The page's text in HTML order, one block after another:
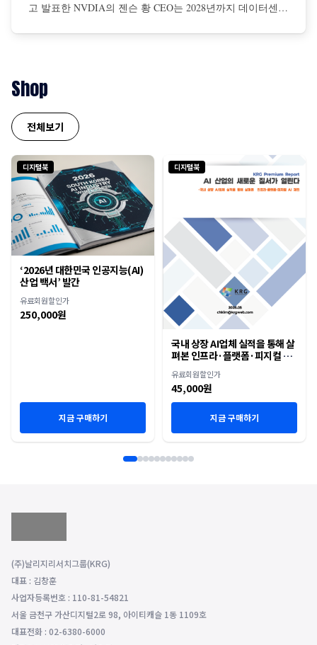
고 발표한 NVDIA의 젠슨 황 CEO는 2028년까지 데이터센터
Shop
전체보기
디지털북
‘2026년 대한민국 인공지능(AI)
산업 백서’ 발간
유료회원할인가
250,000원
지금 구매하기
디지털북
국내 상장 AI업체 실적을 통해 살
펴본 인프라·플랫폼·피지컬 AI
유료회원할인가
45,000원
지금 구매하기
(주)날리지리서치그룹(KRG)
대표 : 김창훈
사업자등록번호 : 110-81-54821
서울 금천구 가산디지털2로 98, 아이티캐슬 1동 1109호
대표전화 : 02-6380-6000